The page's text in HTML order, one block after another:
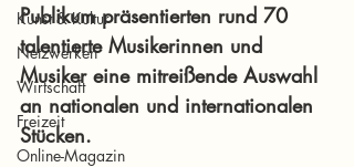
Kunst & Kultur
Netzwerken
Wirtschaft
Freizeit
Online-Magazin
Publikum präsentierten rund 70
talentierte Musikerinnen und
Musiker eine mitreißende Auswahl
an nationalen und internationalen
Stücken.